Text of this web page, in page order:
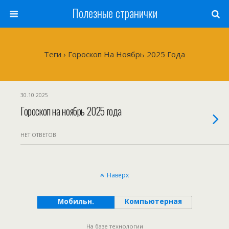
Полезные странички
Теги › Гороскоп На Ноябрь 2025 Года
30.10.2025
Гороскоп на ноябрь 2025 года
НЕТ ОТВЕТОВ
Наверх
Мобильн. Компьютерная
На базе технологии